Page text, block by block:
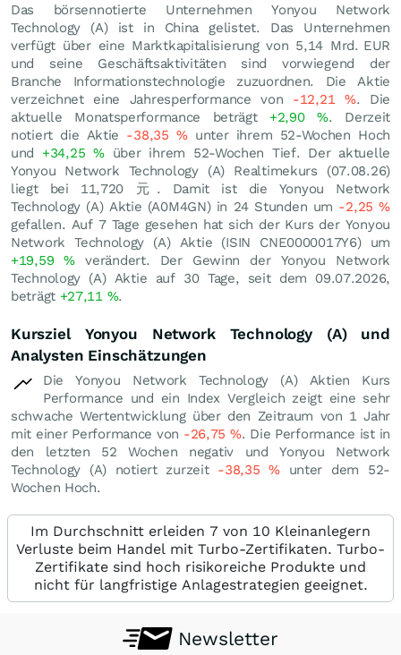
Das börsennotierte Unternehmen Yonyou Network
Technology (A) ist in China gelistet. Das Unternehmen
verfügt über eine Marktkapitalisierung von 5,14 Mrd. EUR
und seine Geschäftsaktivitäten sind vorwiegend der
Branche Informationstechnologie zuzuordnen. Die Aktie
verzeichnet eine Jahresperformance von -12,21 %. Die
aktuelle Monatsperformance beträgt +2,90%. Derzeit
notiert die Aktie -38,35 %unter ihrem 52-Wochen Hoch
und +34,25%über ihrem 52-Wochen Tief. Der aktuelle
Yonyou Network Technology (A) Realtimekurs (07.08.26)
liegt bei 11,720
元 . Damit ist die Yonyou Network
Technology (A) Aktie (A0M4GN) in 24 Stunden um -2,25%
gefallen. Auf 7 Tage gesehen hat sich der Kurs der Yonyou
Network Technology (A) Aktie (ISIN CNE0000017Y6) um
+19,59% verändert. Der Gewinn der Yonyou Network
Technology (A) Aktie auf 30 Tage, seit dem 09.07.2026,
beträgt +27,11 %.
Kursziel Yonyou Network Technology (A) und
Analysten Einschätzungen
Die Yonyou Network Technology (A) Aktien Kurs
Performance und ein Index Vergleich zeigt eine sehr
schwache Wertentwicklung über den Zeitraum von 1 Jahr
mit einer Performance von -26,75 %. Die Performance ist in
den letzten 52 Wochen negativ und Yonyou Network
Technology (A) notiert zurzeit -38,35%unter dem 52-
Wochen Hoch.
Im Durchschnitt erleiden 7 von 10 Kleinanlegern
Verluste beim Handel mit Turbo-Zertifikaten. Turbo-
Zertifikate sind hoch risikoreiche Produkte und
nicht für langfristige Anlagestrategien geeignet.
Newsletter